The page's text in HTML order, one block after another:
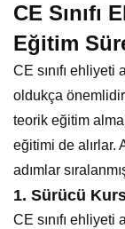
CE Sınıfı
Eğitim
CE sınıfı
oldukça
teorik eğitim
eğitimi de alırlar.
adımlar
1. Sürücü
CE sınıfı